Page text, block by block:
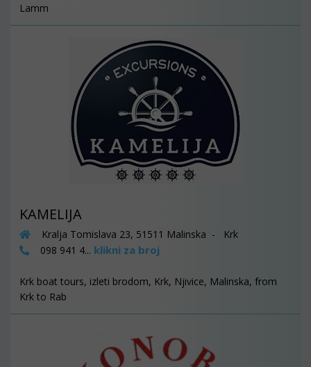
Lamm
KAMELIJA
Kralja Tomislava 23, 51511 Malinska - Krk
098 941 4... klikni za broj
Krk boat tours, izleti brodom, Krk, Njivice, Malinska, from
Krk to Rab